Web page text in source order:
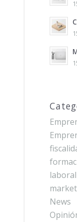
laboral
News